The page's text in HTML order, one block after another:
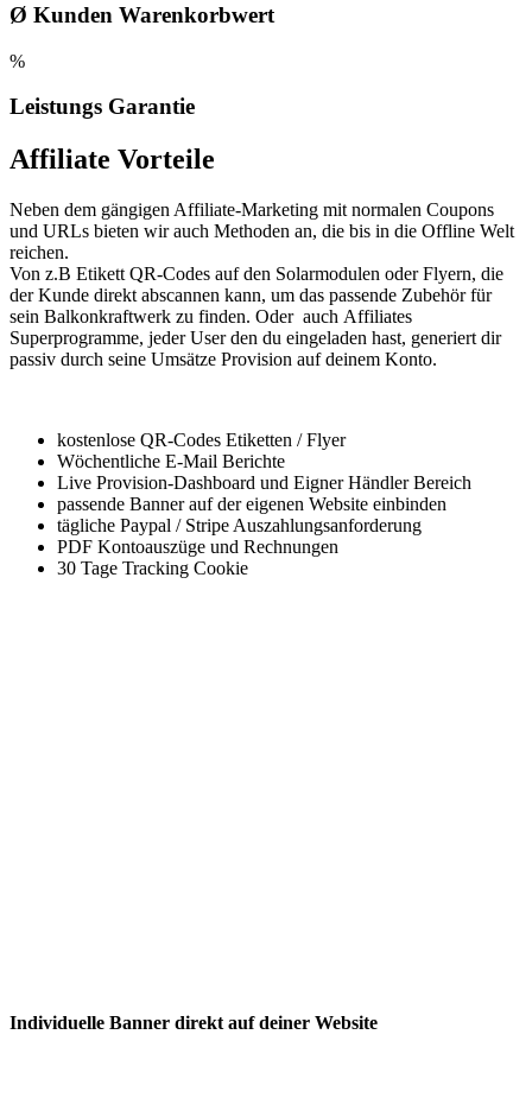
Ø Kunden Warenkorbwert
%
Leistungs Garantie
Affiliate Vorteile
Neben dem gängigen Affiliate-Marketing mit normalen Coupons
und URLs bieten wir auch Methoden an, die bis in die Offline Welt
reichen.
Von z.B Etikett QR-Codes auf den Solarmodulen oder Flyern, die
der Kunde direkt abscannen kann, um das passende Zubehör für
sein Balkonkraftwerk zu finden. Oder auch Affiliates
Superprogramme, jeder User den du eingeladen hast, generiert dir
passiv durch seine Umsätze Provision auf deinem Konto.
kostenlose QR-Codes Etiketten / Flyer
Wöchentliche E-Mail Berichte
Live Provision-Dashboard und Eigner Händler Bereich
passende Banner auf der eigenen Website einbinden
tägliche Paypal / Stripe Auszahlungsanforderung
PDF Kontoauszüge und Rechnungen
30 Tage Tracking Cookie
Individuelle Banner direkt auf deiner Website